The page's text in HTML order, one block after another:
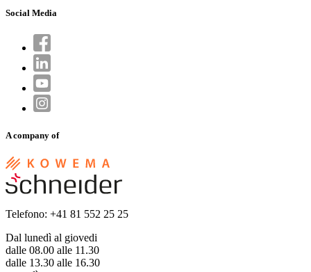
Social Media
A company of
Telefono: +41 81 552 25 25
Dal lunedì al giovedi
dalle 08.00 alle 11.30
dalle 13.30 alle 16.30